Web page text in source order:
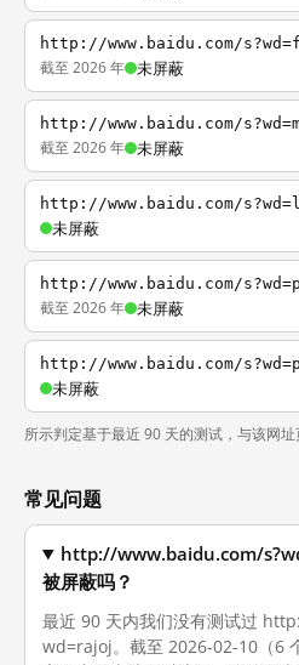
http://www.baidu.com/
截至 2026 年 未屏蔽
http://www.baidu.com/
截至 2026 年 未屏蔽
http://www.baidu.com/
未屏蔽
http://www.baidu.com/
截至 2026 年 未屏蔽
http://www.baidu.com/
未屏蔽
所示判定基于最近 90 天的测试，与该网址
常见问题
http://www.baidu.com/
被屏蔽吗？
最近 90 天内我们没有测试过
wd=rajoj。截至 2026-02-10（6